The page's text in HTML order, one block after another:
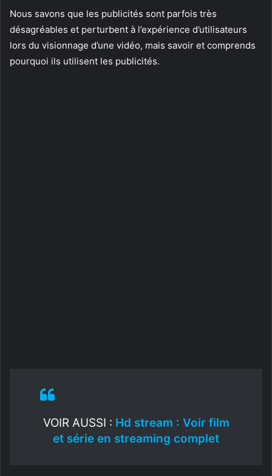
Nous savons que les publicités sont parfois très
désagréables et perturbent à l’expérience d’utilisateurs
lors du visionnage d’une vidéo, mais savoir et comprends
pourquoi ils utilisent les publicités.
VOIR AUSSI : Hd stream : Voir film
et série en streaming complet